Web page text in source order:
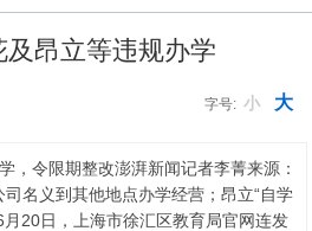
昂立等违规办学
字号: 小 大
，令限期整改澎湃新闻记者李菁来源：
名义到其他地点办学经营；昂立“自学
20日，上海市徐汇区教育局官网连发